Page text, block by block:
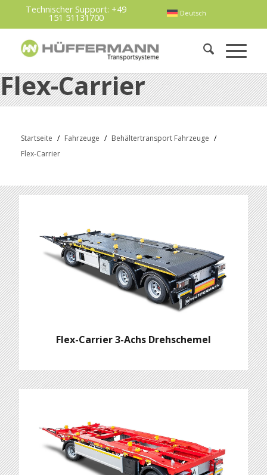
Deutsch
Technischer Support: +49
151 51131700
Flex-Carrier
Startseite / Fahrzeuge / Behältertransport Fahrzeuge /
Flex-Carrier
Flex-Carrier 3-Achs Drehschemel